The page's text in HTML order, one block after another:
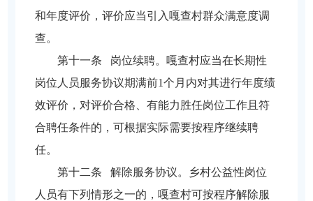
和年度评价，评价应当引入嘎查村群众满意度调
查。
第十一条 岗位续聘。嘎查村应当在长期性
岗位人员服务协议期满前1个月内对其进行年度绩
效评价，对评价合格、有能力胜任岗位工作且符
合聘任条件的，可根据实际需要按程序继续聘
任。
第十二条 解除服务协议。乡村公益性岗位
人员有下列情形之一的，嘎查村可按程序解除服